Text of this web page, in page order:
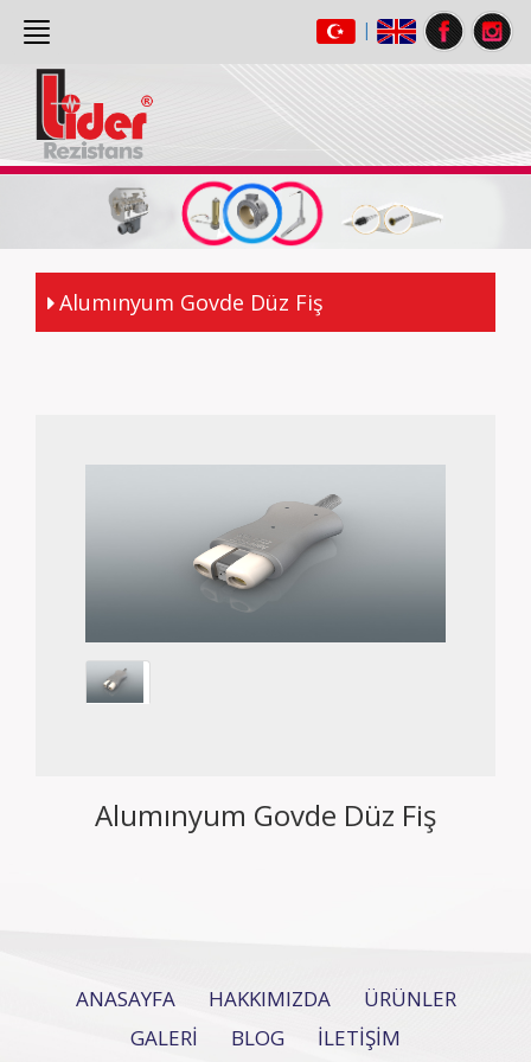
|
ANASAYFA
(current)
HAKKIMIZDA
Alumınyum Govde Düz Fiş
Alumınyum Govde Düz Fiş
ANASAYFA HAKKIMIZDA
ÜRÜNLER
GALERİ
BLOG İLETİŞİM